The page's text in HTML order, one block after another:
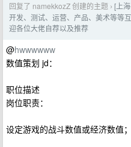
回复了 namekkozZ 创建的主题 › [上
开发、测试、运营、产品、美术等等
迎各位大佬自荐以及推荐
@hwwwwww
数值策划 jd：
职位描述
岗位职责：
设定游戏的战斗数值或经济数值；